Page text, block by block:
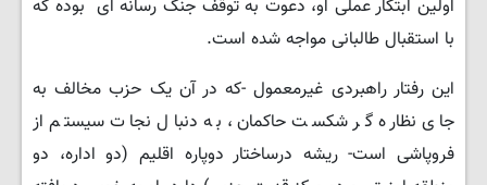
اولین ابتکار عملی او، دعوت به توقف جنگ رسانه ای بوده که
با استقبال طالبانی مواجه شده است.
این رفتار راهبردی غیرمعمول -که در آن یک حزب مخالف به
جای نظاره گر شکست حاکمان، به دنبال نجات سیستم از
فروپاشی است- ریشه درساختار دوپاره اقلیم (دو اداره، دو